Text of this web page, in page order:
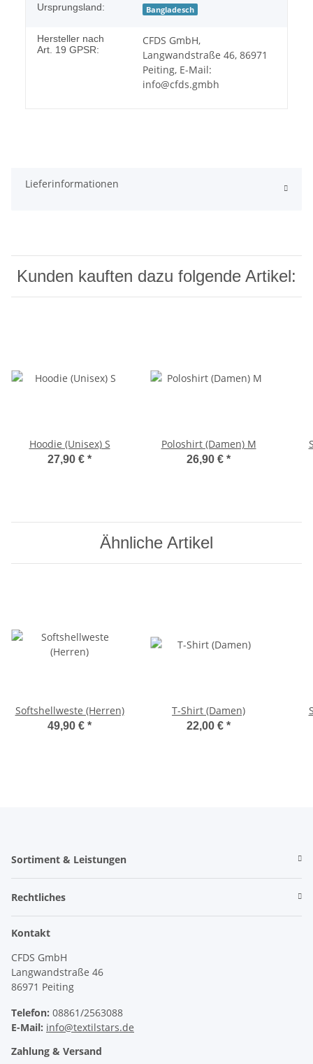
Ursprungsland: Bangladesch
Hersteller nach
Art. 19 GPSR:
CFDS GmbH,
Langwandstraße 46, 86971
Peiting, E-Mail:
info@cfds.gmbh
Lieferinformationen
Kunden kauften dazu folgende Artikel:
Hoodie (Unisex) S
27,90 € *
Poloshirt (Damen) M
26,90 € *
Ähnliche Artikel
Softshellweste (Herren)
49,90 € *
T-Shirt (Damen)
22,00 € *
Sortiment & Leistungen
Rechtliches
Kontakt
CFDS GmbH
Langwandstraße 46
86971 Peiting
Telefon: 08861/2563088
E-Mail: info@textilstars.de
Zahlung & Versand